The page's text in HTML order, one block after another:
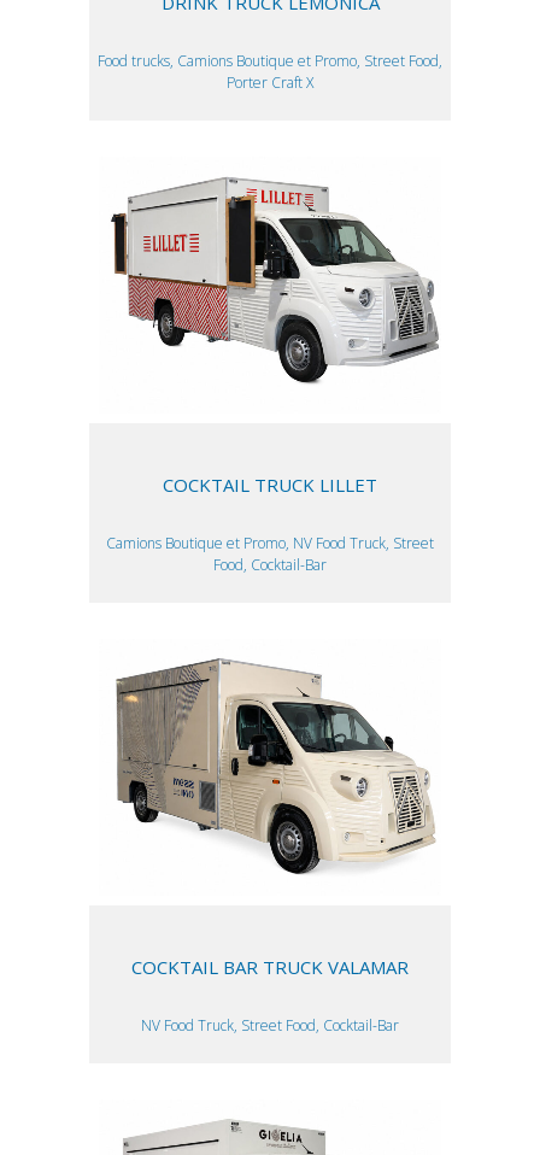
Food trucks, Camions Boutique et Promo, Street Food,
Porter Craft X
COCKTAIL TRUCK LILLET
Camions Boutique et Promo, NV Food Truck, Street
Food, Cocktail-Bar
COCKTAIL BAR TRUCK VALAMAR
NV Food Truck, Street Food, Cocktail-Bar